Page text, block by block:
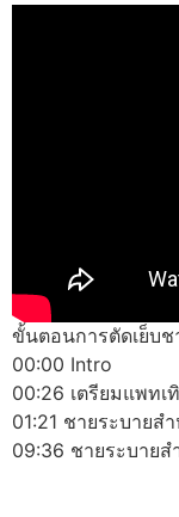
ขั้นตอนการตัดเย็บช
00:00 Intro
00:26 เตรียมแพทเ
01:21 ชายระบายส
09:36 ชายระบายส